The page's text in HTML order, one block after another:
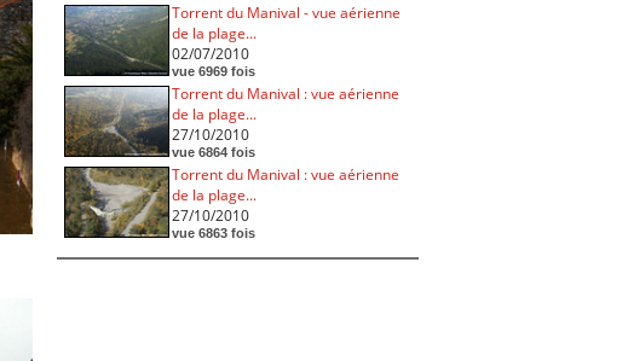
Torrent du Manival - vue aérienne
de la plage...
02/07/2010
vue 6969 fois
Torrent du Manival : vue aérienne
de la plage...
27/10/2010
vue 6864 fois
Torrent du Manival : vue aérienne
de la plage...
27/10/2010
vue 6863 fois